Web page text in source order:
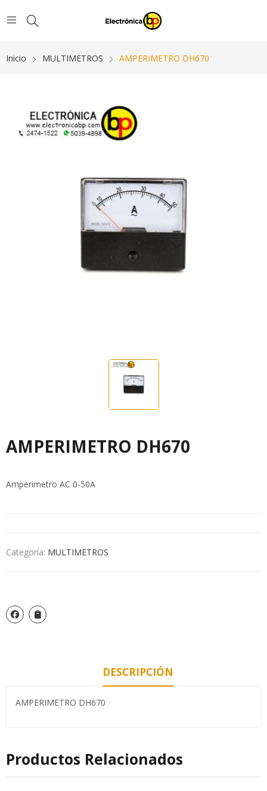
Inicio MULTIMETROS AMPERIMETRO DH670
AMPERIMETRO DH670
Amperimetro AC 0-50A
Categoría: MULTIMETROS
DESCRIPCIÓN
AMPERIMETRO DH670
Productos Relacionados